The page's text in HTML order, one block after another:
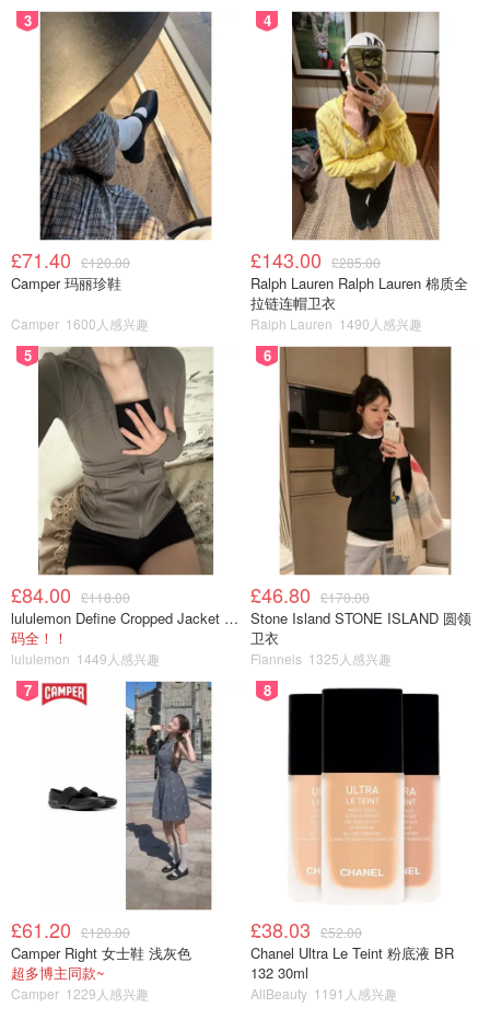
3
£71.40 £120.00
Camper 玛丽珍鞋
Camper 1600人感兴趣
4
£143.00 £285.00
Ralph Lauren Ralph Lauren 棉质全
拉链连帽卫衣
Ralph Lauren 1490人感兴趣
5
£84.00 £118.00
lululemon Define Cropped Jacket Nulu 短款夹克
码全！！
lululemon 1449人感兴趣
6
£46.80 £170.00
Stone Island STONE ISLAND 圆领
卫衣
Flannels 1325人感兴趣
7
£61.20 £120.00
Camper Right 女士鞋 浅灰色
超多博主同款~
Camper 1229人感兴趣
8
£38.03 £52.00
Chanel Ultra Le Teint 粉底液 BR
132 30ml
AllBeauty 1191人感兴趣